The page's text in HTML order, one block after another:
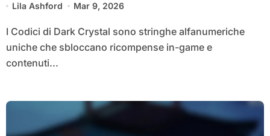
Lila Ashford Mar 9, 2026
I Codici di Dark Crystal sono stringhe alfanumeriche
uniche che sbloccano ricompense in-game e
contenuti...